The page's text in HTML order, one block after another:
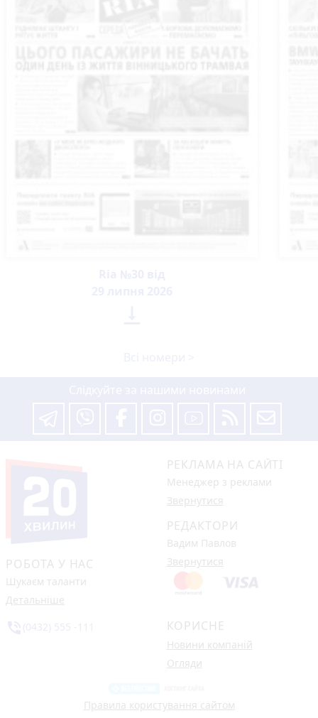
РОБОТА У НАС
Шукаєм таланти
Детальніше
РЕКЛАМА НА САЙТІ
Менеджер з реклами
Звернутися
РЕДАКТОРИ
Вадим Павлов
Звернутися
КОРИСНЕ
Новини компаній
Огляди
Правила користування сайтом